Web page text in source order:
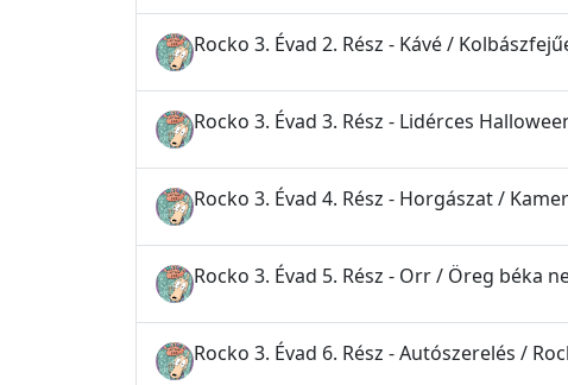
Rocko 3. Évad 2. Rész - Kávé /
Rocko 3. Évad 3. Rész - Lidérces
Rocko 3. Évad 4. Rész - Horgászat /
Rocko 3. Évad 5. Rész - Orr / Öreg béka
Rocko 3. Évad 6. Rész - Autószerelés /